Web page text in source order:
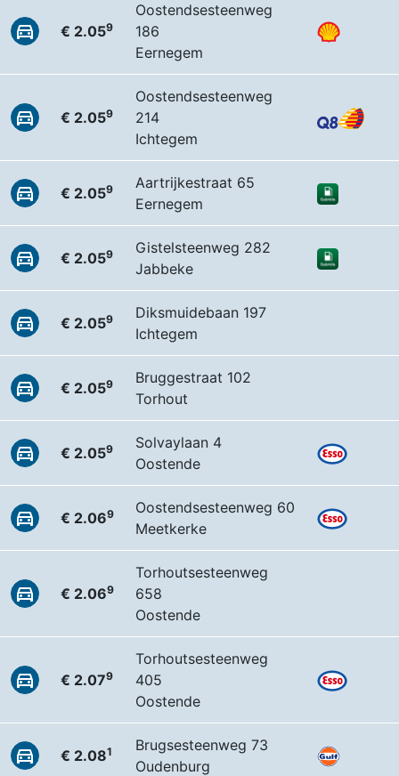
€ 2.059
Oostendsesteenweg
186
Eernegem
€ 2.059
Oostendsesteenweg
214
Ichtegem
€ 2.059
Aartrijkestraat 65
Eernegem
€ 2.059
Gistelsteenweg 282
Jabbeke
€ 2.059
Diksmuidebaan 197
Ichtegem
€ 2.059
Bruggestraat 102
Torhout
€ 2.059
Solvaylaan 4
Oostende
€ 2.069
Oostendsesteenweg 60
Meetkerke
€ 2.069
Torhoutsesteenweg
658
Oostende
€ 2.079
Torhoutsesteenweg
405
Oostende
€ 2.081
Brugsesteenweg 73
Oudenburg